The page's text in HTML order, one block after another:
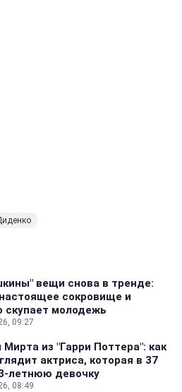
вещи снова в тренде:
сокровище и
скупает молодежь
09:27
Мирта из "Гарри Поттера": как
актриса, которая в 37
летнюю девочку
08:49